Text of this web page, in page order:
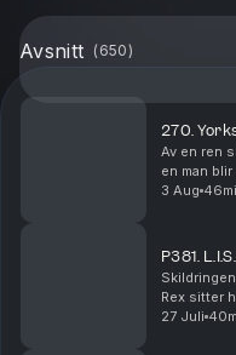
Hard Nerd Cafe här: https://play.acast.com/s/
gillar Seriemördarpodden
på podme.com. Länk: https://
Massmördarpodden kostar
Avsnitt (650)
270.
Av en ren
en man
januari,
3 Aug
P381.
Rex sitter
broderas
27 Juli